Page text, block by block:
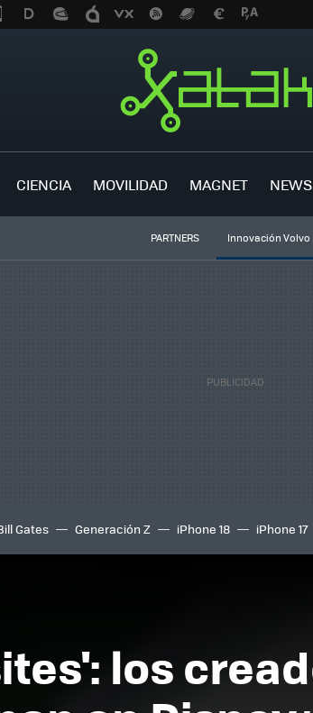
CIENCIA MOVILIDAD MAGNET
PARTNERS Innovación Volvo
Gates Generación Z iPhone 18 iPhone 17
los